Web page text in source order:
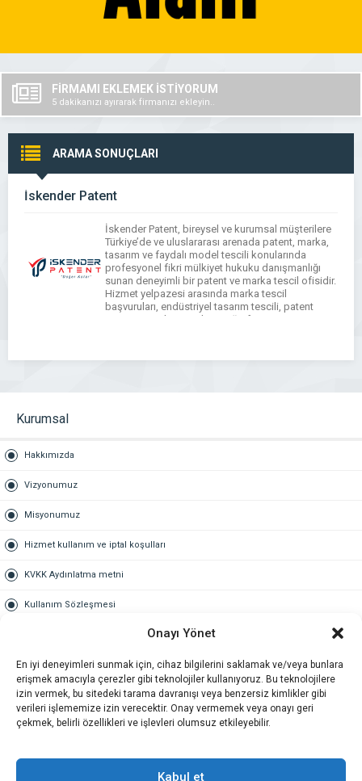
Onayı Yönet
En iyi deneyimleri sunmak için, cihaz bilgilerini saklamak ve/veya bunlara
erişmek amacıyla çerezler gibi teknolojiler kullanıyoruz. Bu teknolojilere
izin vermek, bu sitedeki tarama davranışı veya benzersiz kimlikler gibi
verileri işlememize izin verecektir. Onay vermemek veya onayı geri
çekmek, belirli özellikleri ve işlevleri olumsuz etkileyebilir.
Kabul et
FİRMAMI EKLEMEK İSTİYORUM
5 dakikanızı ayırarak firmanızı ekleyin..
ARAMA SONUÇLARI
İskender Patent
İskender Patent, bireysel ve kurumsal müşterilere
Türkiye’de ve uluslararası arenada patent, marka,
tasarım ve faydalı model tescili konularında
profesyonel fikri mülkiyet hukuku danışmanlığı
sunan deneyimli bir patent ve marka tescil ofisidir.
Hizmet yelpazesi arasında marka tescil
başvuruları, endüstriyel tasarım tescili, patent
araştırma ve başvuruları, coğrafi işaret
Kurumsal
Hakkımızda
Vizyonumuz
Misyonumuz
Hizmet kullanım ve iptal koşulları
KVKK Aydınlatma metni
Kullanım Sözleşmesi
Gold üyelik nedir
Kariyer